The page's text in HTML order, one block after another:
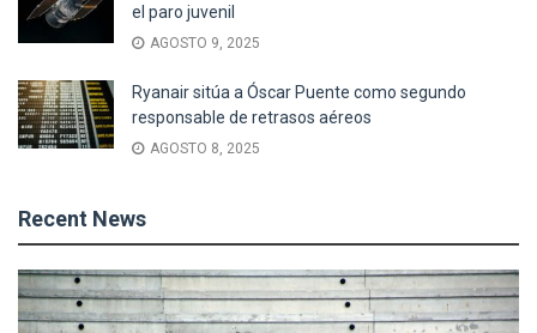
el paro juvenil
AGOSTO 9, 2025
Ryanair sitúa a Óscar Puente como segundo
responsable de retrasos aéreos
AGOSTO 8, 2025
Recent News